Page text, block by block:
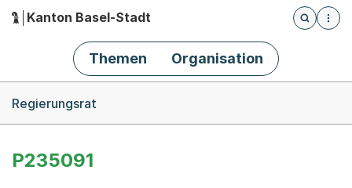
Hauptnavigation
Kanton Basel-Stadt
Öffnet
Themen Organisation
Regierungsrat
P235091